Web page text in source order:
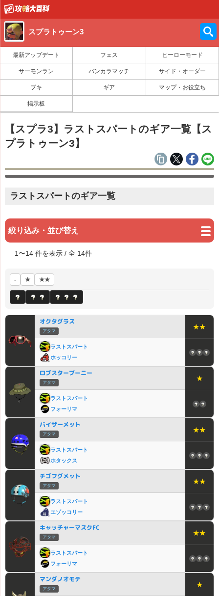
スプラトゥーン3
最新アップデート フェス ヒーローモード
サーモンラン バンカラマッチ サイド・オーダー
ブキ ギア マップ・お役立ち
掲示板
【スプラ3】ラストスパートのギア一覧【ス
プラトゥーン3】
ラストスパートのギア一覧
絞り込み・並び替え
1 〜14 件を表示 / 全 14件
- ★ ★★
オクタグラス
アタマ
ラストスパート
ホッコリー
★★
ロブスターブーニー
アタマ
ラストスパート
フォーリマ
★
バイザーメット
アタマ
ラストスパート
ホタックス
★★
チゴフグメット
アタマ
ラストスパート
エゾッコリー
★★
キャッチャーマスクFC
アタマ
ラストスパート
フォーリマ
★★
マンダノオモテ
アタマ
★